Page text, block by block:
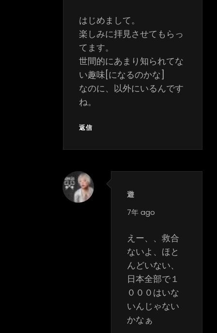
はじめまして。
楽しみに拝見させてもらっ
てます。
世間的にあまり知られてな
い趣味[になるのかな]
なのに、以外にいるんです
ね。
返信
遊
says:
7年 ago
えー、、救合
ないよ、ほと
んどいない、
日本全部で１
０００はいな
いんじゃない
かなぁ